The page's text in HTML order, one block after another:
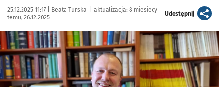
Data publikacji:
25.12.2025 11:17 | Autor:
Beata Turska aktualizacja: 8 miesiecy
temu, 26.12.2025
Udostępnijartykuł
Kliknij, aby powiększyć